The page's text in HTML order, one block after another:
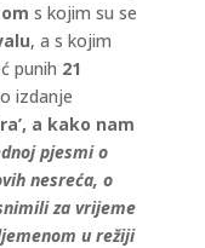
s kojim su se
, a s kojim
punih 21
izdanje
a kako nam
pjesmi o
nesreća, o
za vrijeme
u režiji